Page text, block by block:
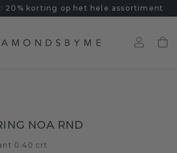
20% korting op het hele assortiment
NOA RND
0.40 crt